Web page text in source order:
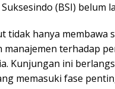
(BSI) belum
tidak hanya membawa
terhadap
Kunjungan ini
memasuki fase